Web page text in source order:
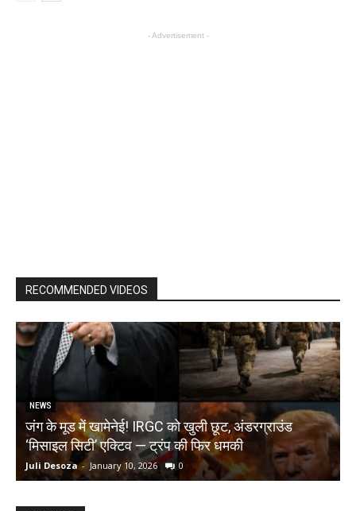
- Advertisement -
RECOMMENDED VIDEOS
NEWS
जंग के मूड में खामेनेई! IRGC को खुली छूट, अंडरग्राउंड
‘मिसाइल सिटी’ एक्टिव — ट्रंप की फिर धमकी
Juli Desoza - January 10, 2026 0